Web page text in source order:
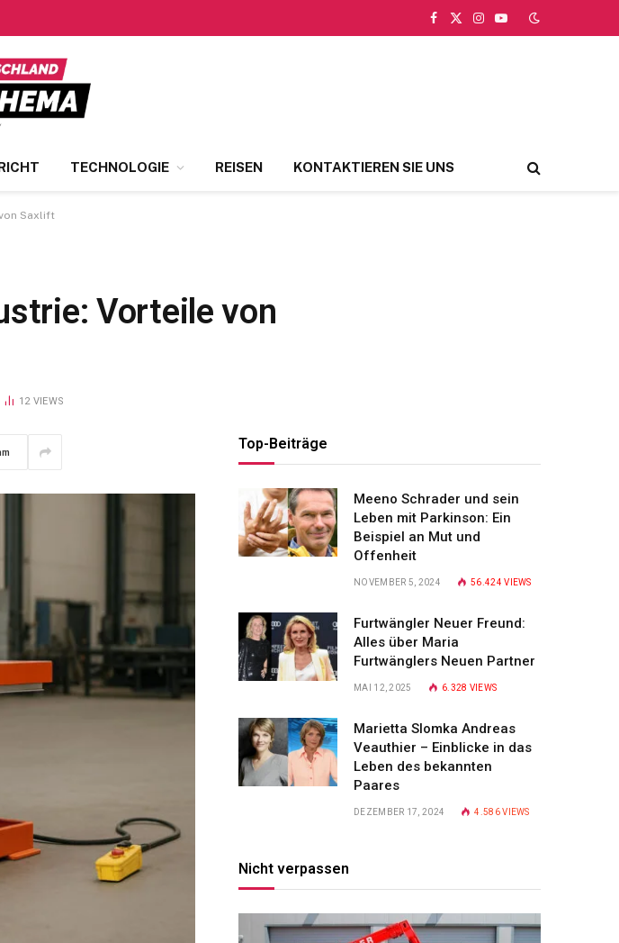
Facebook
X
Instagram
YouTube
TECHNOLOGIE REISEN KONTAKTIEREN SIE UNS
Saxlift
Vorteile von
12 VIEWS
Top-Beiträge
Meeno Schrader und sein
Leben mit Parkinson: Ein
Beispiel an Mut und
Offenheit
NOVEMBER 5, 2024 56.424VIEWS
Furtwängler Neuer Freund:
Alles über Maria
Furtwänglers Neuen Partner
MAI 12, 2025 6.328 VIEWS
Marietta Slomka Andreas
Veauthier – Einblicke in das
Leben des bekannten
Paares
DEZEMBER 17, 2024 4.586VIEWS
Nicht verpassen